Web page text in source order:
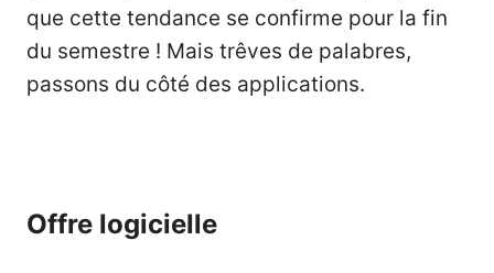
que cette tendance se confirme pour la fin
du semestre ! Mais trêves de palabres,
passons du côté des applications.
Offre logicielle